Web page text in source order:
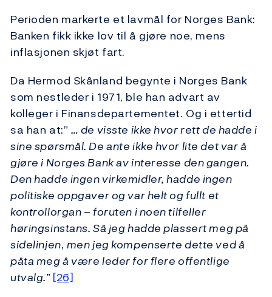
Perioden markerte et lavmål for Norges Bank:
Banken fikk ikke lov til å gjøre noe, mens
inflasjonen skjøt fart.
Da Hermod Skånland begynte i Norges Bank
som nestleder i 1971, ble han advart av
kolleger i Finansdepartementet. Og i ettertid
sa han at:” … de visste ikke hvor rett de hadde i
sine spørsmål. De ante ikke hvor lite det var å
gjøre i Norges Bank av interesse den gangen.
Den hadde ingen virkemidler, hadde ingen
politiske oppgaver og var helt og fullt et
kontrollorgan – foruten i noen tilfeller
høringsinstans. Så jeg hadde plassert meg på
sidelinjen, men jeg kompenserte dette ved å
påta meg å være leder for flere offentlige
utvalg.” [26]